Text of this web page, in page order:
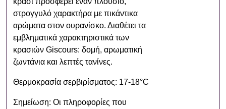
στρογγυλό χαρακτήρα με πικάντικα
αρώματα στον ουρανίσκο. Διαθέτει τα
εμβληματικά χαρακτηριστικά των
κρασιών Giscours: δομή, αρωματική
ζωντάνια και λεπτές τανίνες.
Θερμοκρασία σερβιρίσματος: 17-18°C
Σημείωση: Οι πληροφορίες που